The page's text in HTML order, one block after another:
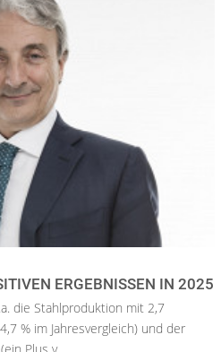
ERGEBNISSEN IN 2025
die Stahlproduktion mit 2,7
% im Jahresvergleich) und der